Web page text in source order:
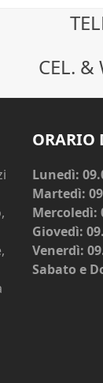
CEL. &
ORARIO
Lunedì:
Martedì:
Mercoledì:
Giovedì:
Venerdì:
Sabato e